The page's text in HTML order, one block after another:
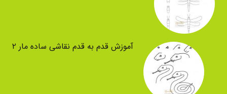
آموزش قدم به قدم نقاشی ساده مار ۲